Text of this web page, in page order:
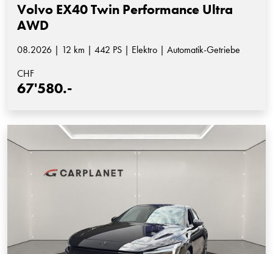
Volvo EX40 Twin Performance Ultra
AWD
08.2026 | 12 km | 442 PS | Elektro | Automatik-Getriebe
CHF
67'580.-